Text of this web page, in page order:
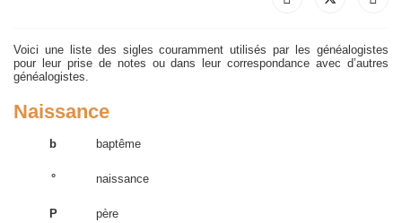
Voici une liste des sigles couramment utilisés par les généalogistes
pour leur prise de notes ou dans leur correspondance avec d’autres
généalogistes.
Naissance
b baptême
° naissance
P père